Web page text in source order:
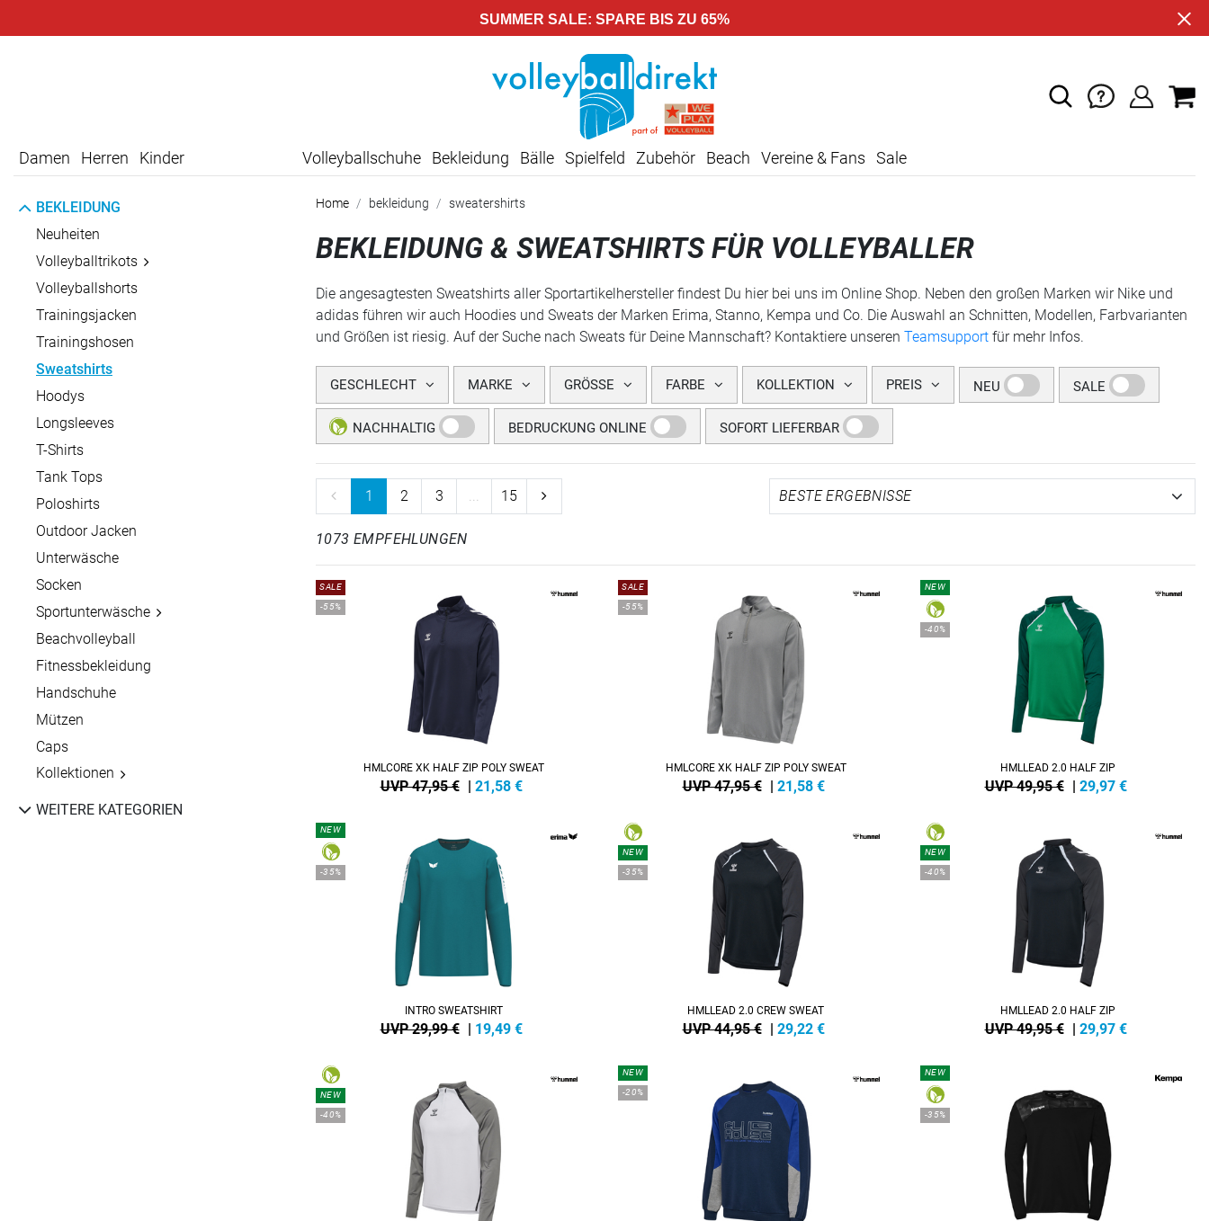
SUMMER SALE: SPARE BIS ZU 65%
Damen Herren Kinder Volleyballschuhe Bekleidung Bälle Spielfeld Zubehör Beach Vereine & Fans Sale
BEKLEIDUNG
Neuheiten
Volleyballtrikots
Volleyballshorts
Trainingsjacken
Trainingshosen
Sweatshirts
Hoodys
Longsleeves
T-Shirts
Tank Tops
Poloshirts
Outdoor Jacken
Unterwäsche
Socken
Sportunterwäsche
Beachvolleyball
Fitnessbekleidung
Handschuhe
Mützen
Caps
Kollektionen
WEITERE KATEGORIEN
Home bekleidung sweatershirts
BEKLEIDUNG & SWEATSHIRTS FÜR VOLLEYBALLER
Die angesagtesten Sweatshirts aller Sportartikelhersteller findest Du hier bei uns im Online Shop. Neben den großen Marken wir Nike und
adidas führen wir auch Hoodies und Sweats der Marken Erima, Stanno, Kempa und Co. Die Auswahl an Schnitten, Modellen, Farbvarianten
und Größen ist riesig. Auf der Suche nach Sweats für Deine Mannschaft? Kontaktiere unseren Teamsupport für mehr Infos.
GESCHLECHT MARKE GRÖSSE FARBE KOLLEKTION PREIS NEU SALE
NACHHALTIG BEDRUCKUNG ONLINE SOFORT LIEFERBAR
1 2 3 ... 15
1073 EMPFEHLUNGEN
SALE
-55%
HMLCORE XK HALF ZIP POLY SWEAT
UVP 47,95 € | 21,58 €
SALE
-55%
HMLCORE XK HALF ZIP POLY SWEAT
UVP 47,95 € | 21,58 €
NEW
-40%
HMLLEAD 2.0 HALF ZIP
UVP 49,95 € | 29,97 €
NEW
-35%
INTRO SWEATSHIRT
UVP 29,99 € | 19,49 €
NEW
-35%
HMLLEAD 2.0 CREW SWEAT
UVP 44,95 € | 29,22 €
NEW
-40%
HMLLEAD 2.0 HALF ZIP
UVP 49,95 € | 29,97 €
NEW
-40%
NEW
-20%
NEW
-35%